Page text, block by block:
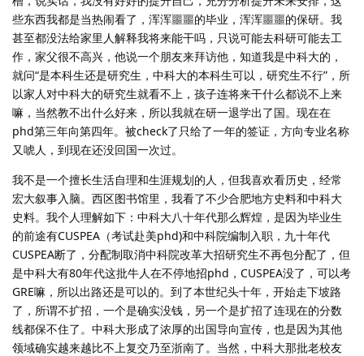
些东西我都是当热闹看了，浑浑噩噩的毕业，浑浑噩噩的保研。我
甚至都没法给家里人解释我将来能干吗，只说可能去科研可能去工
作，家父很不高兴，他说一个朋友来拜访他，知道我是中科大的，
就问“是本科生还是研究生，中科大的本科生可以，研究生不行”，所
以家人对中科大的研究生就看不上，孩子连将来干什么都说不上来
嘛，当然教不出什么好来，所以我就在研一退学出了国。现在在
phd第三年向第四年。被check了只给了一年的签证，方向专业名称
又唬人，到现在还没回国一次过。
我不是一个擅长生活自理和生涯规划的人，但我喜欢看历史，经常
宏大叙事入脑。西区图书馆里，我看了不少合肥地方史料和中科大
史料。我个人理解如下：中科大八十年代那么辉煌，是因为毕业生
的前途有CUSPEA（考试赴美phd)和中科院编制入职，九十年代
CUSPEA断了，分配制取消中科院改革大招研究生不再包分配了，但
是中科大有80年代这批牛人在不停地招phd，CUSPEA没了，可以考
GRE嘛，所以出路还是可以的。到了本世纪头十年，开始走下坡路
了，所谓不扩招，一个是确实没钱，另一个是扩招了连现在的分数
线都保不住了。中科大形成了浓厚的出国导向宣传，也是因为其他
领域确实越来越比不上复交乃至浙南了。当然，中科大那批老校友